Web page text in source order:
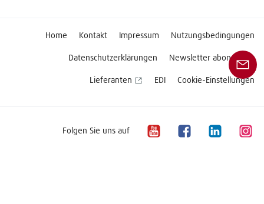
Home Kontakt Impressum Nutzungsbedingungen
Datenschutzerklärungen Newsletter abonnieren
Lieferanten EDI Cookie-Einstellungen
Folgen Sie uns auf